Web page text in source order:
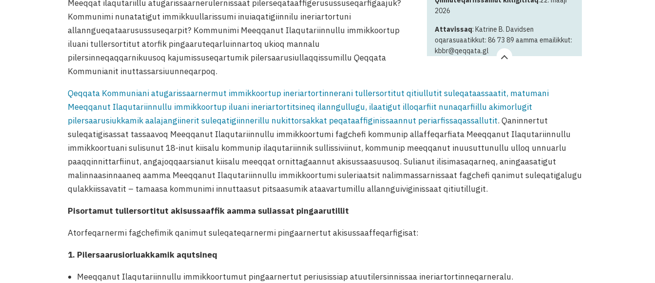
2026
Attavissaq: Katrine B. Davidsen
oqarasuaatikkut: 86 73 89 aamma emailikkut:
kbbr@qeqqata.gl
Meeqqat ilaqutariillu atugarissaarnerulernissaat pilerseqataaffigerusussuseqarfigaajuk?
Kommunimi nunatatigut immikkuullarissumi inuiaqatigiinnilu ineriartortuni
allanngueqataarusussuseqarpit? Kommunimi Meeqqanut Ilaqutariinnullu immikkoortup
iluani tullersortitut atorfik pingaaruteqarluinnartoq ukioq mannalu
pilersinneqaqqarnikuusoq kajumissuseqartumik pilersaarusiullaqqissumillu Qeqqata
Kommunianit inuttassarsiuunneqarpoq.
Qeqqata Kommuniani atugarissaarnermut immikkoortup ineriartortinnerani tullersortitut qitiullutit suleqataassaatit, matumani
Meeqqanut Ilaqutariinnullu immikkoortup iluani ineriartortitsineq ilanngullugu, ilaatigut illoqarfiit nunaqarfiillu akimorlugit
pilersaarusiukkamik aalajangiinerit suleqatigiinnerillu nukittorsakkat peqataaffiginissaannut periarfissaqassallutit. Qaninnertut
suleqatigisassat tassaavoq Meeqqanut Ilaqutariinnullu immikkoortumi fagchefi kommunip allaffeqarfiata Meeqqanut Ilaqutariinnullu
immikkoortuani sulisunut 18-inut kiisalu kommunip ilaqutariinnik sullissiviinut, kommunip meeqqanut inuusuttunullu ulloq unnuarlu
paaqqinnittarfiinut, angajoqqaarsianut kiisalu meeqqat ornittagaannut akisussaasuusoq. Sulianut ilisimasaqarneq, aningaasatigut
malinnaasinnaaneq aamma Meeqqanut Ilaqutariinnullu immikkoortumi suleriaatsit nalimmassarnissaat fagchefi qanimut suleqatigalugu
qulakkiissavatit – tamaasa kommunimi innuttaasut pitsaasumik ataavartumillu allannguiviginissaat qitiutillugit.
Pisortamut tullersortitut akisussaaffik aamma suliassat pingaarutillit
Atorfeqarnermi fagchefimik qanimut suleqateqarnermi pingaarnertut akisussaaffeqarfigisat:
1. Pilersaarusiorluakkamik aqutsineq
Meeqqanut Ilaqutariinnullu immikkoortumut pingaarnertut periusissiap atuutilersinnissaa ineriartortinneqarneralu.